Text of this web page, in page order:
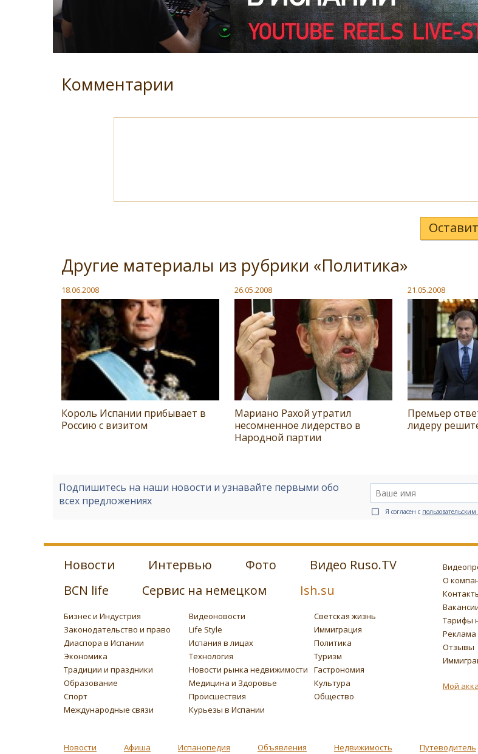
Комментарии
Другие материалы из рубрики «Политика»
18.06.2008
Король Испании прибывает в
Россию с визитом
26.05.2008
Мариано Рахой утратил
несомненное лидерство в
Народной партии
21.05.2008
Премьер
лидеру
Подпишитесь на наши новости и узнавайте первыми обо
всех предложениях
Я согласен с
Новости Интервью Фото
Видео Ruso.TV
BCN life
Сервис на немецком Ish.su
Бизнес и Индустрия Видеоновости
Светская жизнь
Законодательство и право
Life Style
Иммиграция
Диаспора в Испании
Испания в лицах
Политика
Экономика
Технология
Туризм
Традиции и праздники
Новости рынка недвижимости
Гастрономия
Образование
Медицина и Здоровье
Культура
Спорт
Происшествия
Общество
Международные связи
Курьезы в Испании
О
Тарифы
Реклама
Отзывы
Мой
Новости Афиша Испанопедия Объявления Недвижимость Путеводитель